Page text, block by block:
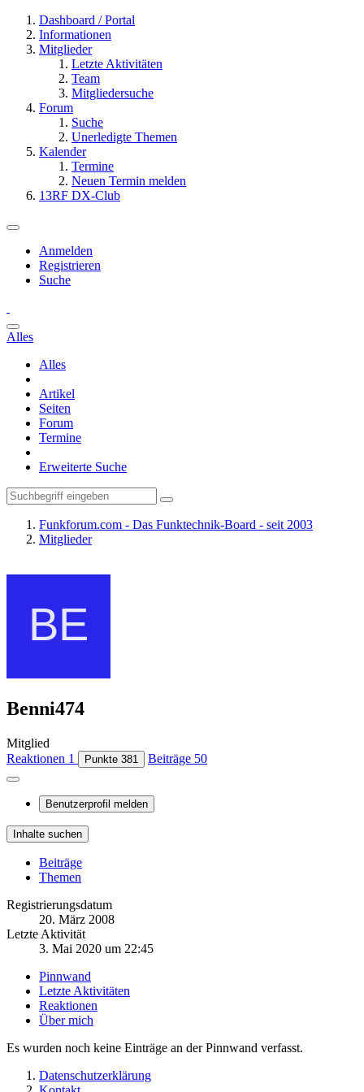
Dashboard / Portal
Informationen
Mitglieder
Letzte Aktivitäten
Team
Mitgliedersuche
Forum
Suche
Unerledigte Themen
Kalender
Termine
Neuen Termin melden
13RF DX-Club
Anmelden
Registrieren
Suche
Alles
Alles
Artikel
Seiten
Forum
Termine
Erweiterte Suche
Funkforum.com - Das Funktechnik-Board - seit 2003
Mitglieder
Benni474
Mitglied
Reaktionen 1 Punkte 381 Beiträge 50
Benutzerprofil melden
Inhalte suchen
Beiträge
Themen
Registrierungsdatum
20. März 2008
Letzte Aktivität
3. Mai 2020 um 22:45
Pinnwand
Letzte Aktivitäten
Reaktionen
Über mich
Es wurden noch keine Einträge an der Pinnwand verfasst.
Datenschutzerklärung